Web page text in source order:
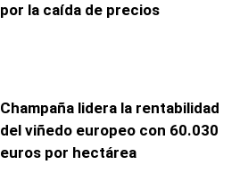
por la caída de precios
Champaña lidera la rentabilidad
del viñedo europeo con 60.030
euros por hectárea